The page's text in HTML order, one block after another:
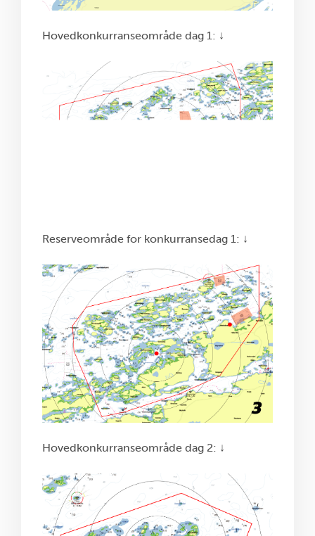
Hovedkonkurranseområde dag 1: ↓
Reserveområde for konkurransedag 1: ↓
Hovedkonkurranseområde dag 2: ↓